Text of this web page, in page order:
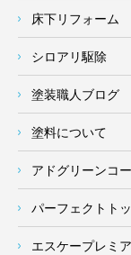
床下リフォーム
シロアリ駆除
塗装職人ブログ
塗料について
アドグリーンコ
パーフェクトト
エスケープレミ